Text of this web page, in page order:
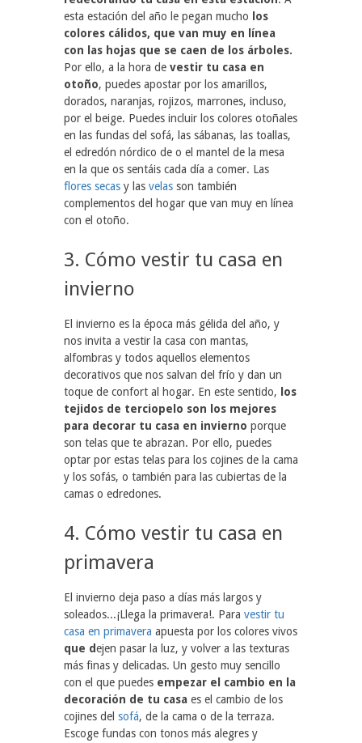
esta estación del año le pegan mucho
los
colores cálidos, que van muy en línea
con las hojas que se caen de los árboles.
Por ello, a la hora de vestir tu casa en
otoño, puedes apostar por los amarillos,
dorados, naranjas, rojizos, marrones, incluso,
por el beige. Puedes incluir los colores otoñales
en las fundas del sofá, las sábanas, las toallas,
el edredón nórdico de o el mantel de la mesa
en la que os sentáis cada día a comer. Las
flores secas y las velas son también
complementos del hogar que van muy en línea
con el otoño.
3. Cómo vestir tu casa en
invierno
El invierno es la época más gélida del año, y
nos invita a vestir la casa con mantas,
alfombras y todos aquellos elementos
decorativos que nos salvan del frío y dan un
toque de confort al hogar. En este sentido,
los
tejidos de terciopelo son los mejores
para decorar tu casa en invierno porque
son telas que te abrazan. Por ello, puedes
optar por estas telas para los cojines de la cama
y los sofás, o también para las cubiertas de la
camas o edredones.
4. Cómo vestir tu casa en
primavera
El invierno deja paso a días más largos y
soleados...¡Llega la primavera!. Para vestir tu
casa en primavera apuesta por los colores vivos
que dejen pasar la luz, y volver a las texturas
más finas y delicadas. Un gesto muy sencillo
con el que puedes empezar el cambio en la
decoración de tu casa es el cambio de los
cojines del sofá, de la cama o de la terraza.
Escoge fundas con tonos más alegres y